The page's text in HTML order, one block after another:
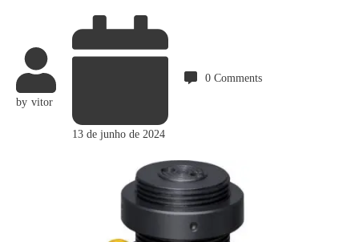
by vitor
13 de junho de 2024
0 Comments